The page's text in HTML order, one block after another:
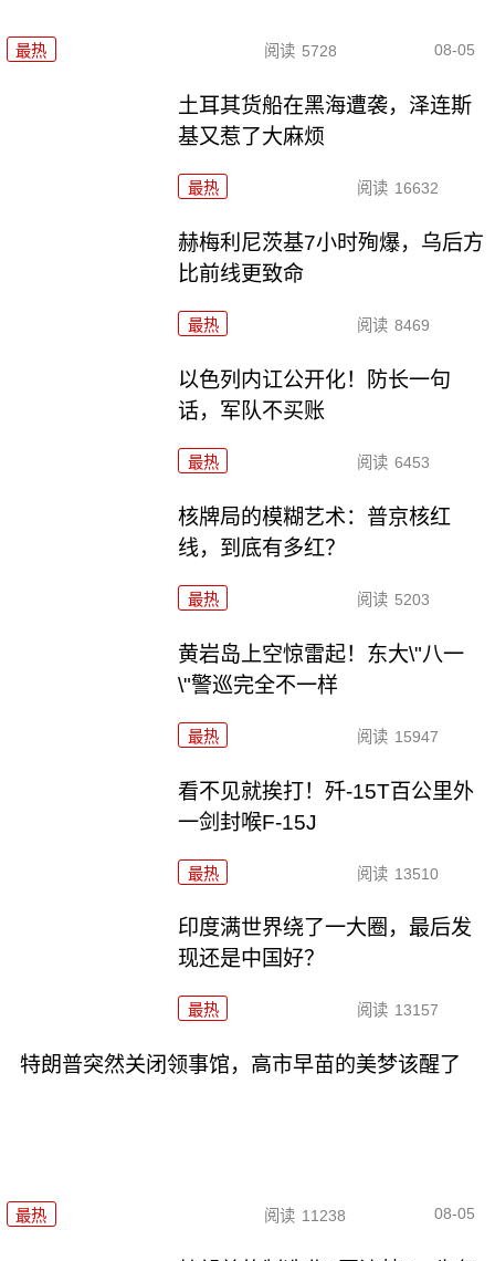
最热 阅读 5728 08-05
土耳其货船在黑海遭袭，泽连斯
基又惹了大麻烦
最热 阅读 16632
赫梅利尼茨基7小时殉爆，乌后方
比前线更致命
最热 阅读 8469
以色列内讧公开化！防长一句
话，军队不买账
最热 阅读 6453
核牌局的模糊艺术：普京核红
线，到底有多红？
最热 阅读 5203
黄岩岛上空惊雷起！东大\"八一
\"警巡完全不一样
最热 阅读 15947
看不见就挨打！歼-15T百公里外
一剑封喉F-15J
最热 阅读 13510
印度满世界绕了一大圈，最后发
现还是中国好？
最热 阅读 13157
特朗普突然关闭领事馆，高市早苗的美梦该醒了
最热 阅读 11238 08-05